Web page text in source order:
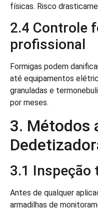
físicas. Risco
2.4 Controle
profissional
Formigas podem
até equipamentos
granuladas e
por meses.
3. Métodos
3.1 Inspeção
Antes de qualquer
armadilhas de